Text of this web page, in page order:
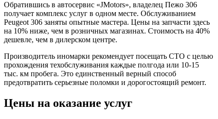
Обратившись в автосервис «JMotors», владелец Пежо 306
получает комплекс услуг в одном месте. Обслуживанием
Peugeot 306 заняты опытные мастера. Цены на запчасти здесь
на 10% ниже, чем в розничных магазинах. Стоимость на 40%
дешевле, чем в дилерском центре.
Производитель иномарки рекомендует посещать СТО с целью
прохождения техобслуживания каждые полгода или 10-15
тыс. км пробега. Это единственный верный способ
предотвратить серьезные поломки и дорогостоящий ремонт.
Цены на оказание услуг